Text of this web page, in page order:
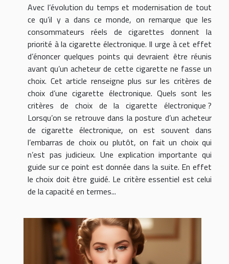
Avec l’évolution du temps et modernisation de tout
ce qu’il y a dans ce monde, on remarque que les
consommateurs réels de cigarettes donnent la
priorité à la cigarette électronique. Il urge à cet effet
d’énoncer quelques points qui devraient être réunis
avant qu’un acheteur de cette cigarette ne fasse un
choix. Cet article renseigne plus sur les critères de
choix d’une cigarette électronique. Quels sont les
critères de choix de la cigarette électronique ?
Lorsqu’on se retrouve dans la posture d’un acheteur
de cigarette électronique, on est souvent dans
l’embarras de choix ou plutôt, on fait un choix qui
n’est pas judicieux. Une explication importante qui
guide sur ce point est donnée dans la suite. En effet
le choix doit être guidé. Le critère essentiel est celui
de la capacité en termes...